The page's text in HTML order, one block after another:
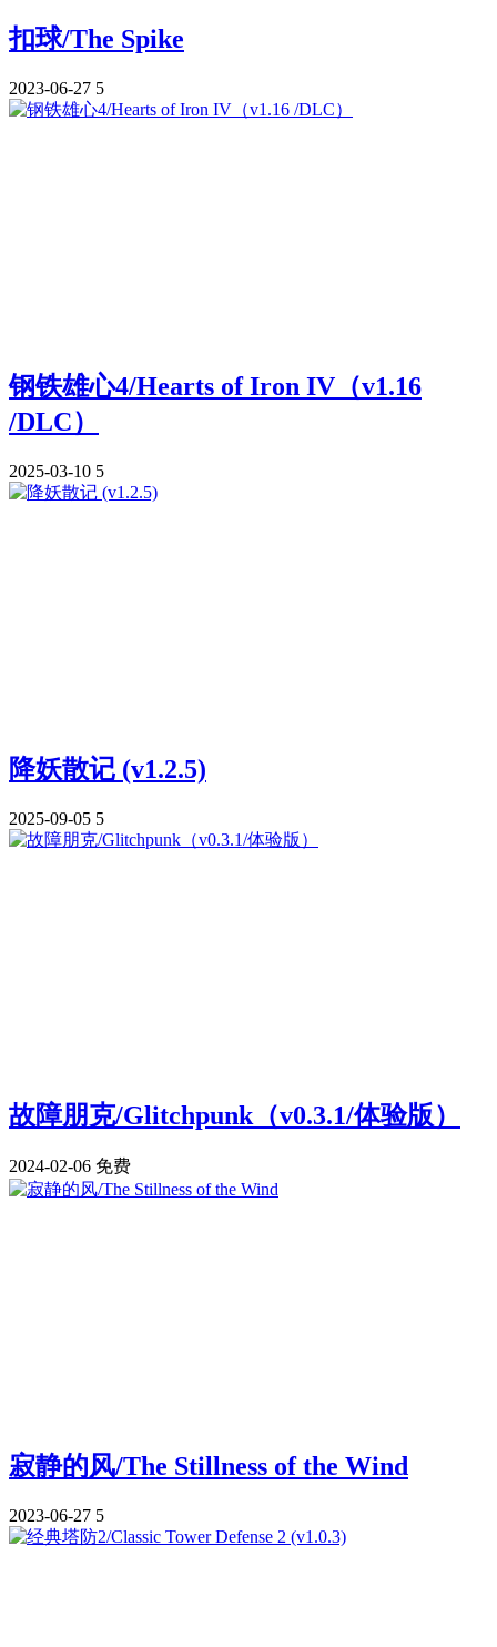
扣球/The Spike
2023-06-27 5
钢铁雄心4/Hearts of Iron IV（v1.16
/DLC）
2025-03-10 5
降妖散记 (v1.2.5)
2025-09-05 5
故障朋克/Glitchpunk（v0.3.1/体验版）
2024-02-06 免费
寂静的风/The Stillness of the Wind
2023-06-27 5